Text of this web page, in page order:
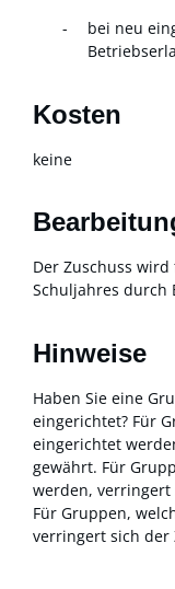
bei neu
Kosten
keine
Der Zuschuss
Schuljahres durch
Hinweise
Haben Sie eine
eingerichtet? Für
eingerichtet
gewährt. Für
werden, verringert
Für Gruppen,
verringert sich der